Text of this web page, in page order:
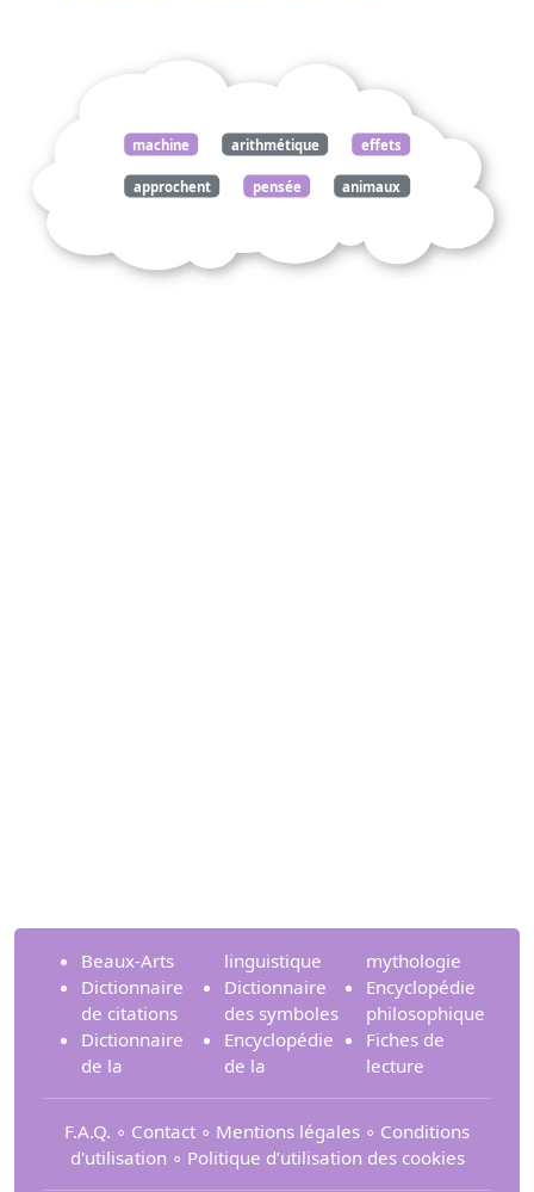
machine arithmétique effets
approchent pensée animaux
pensées 1670 262 pascal
Beaux-Arts
Dictionnaire
de citations
Dictionnaire
de la
linguistique
Dictionnaire
des symboles
Encyclopédie
de la
mythologie
Encyclopédie
philosophique
Fiches de
lecture
F.A.Q. ∘ Contact ∘ Mentions légales ∘ Conditions
d'utilisation ∘ Politique d’utilisation des cookies